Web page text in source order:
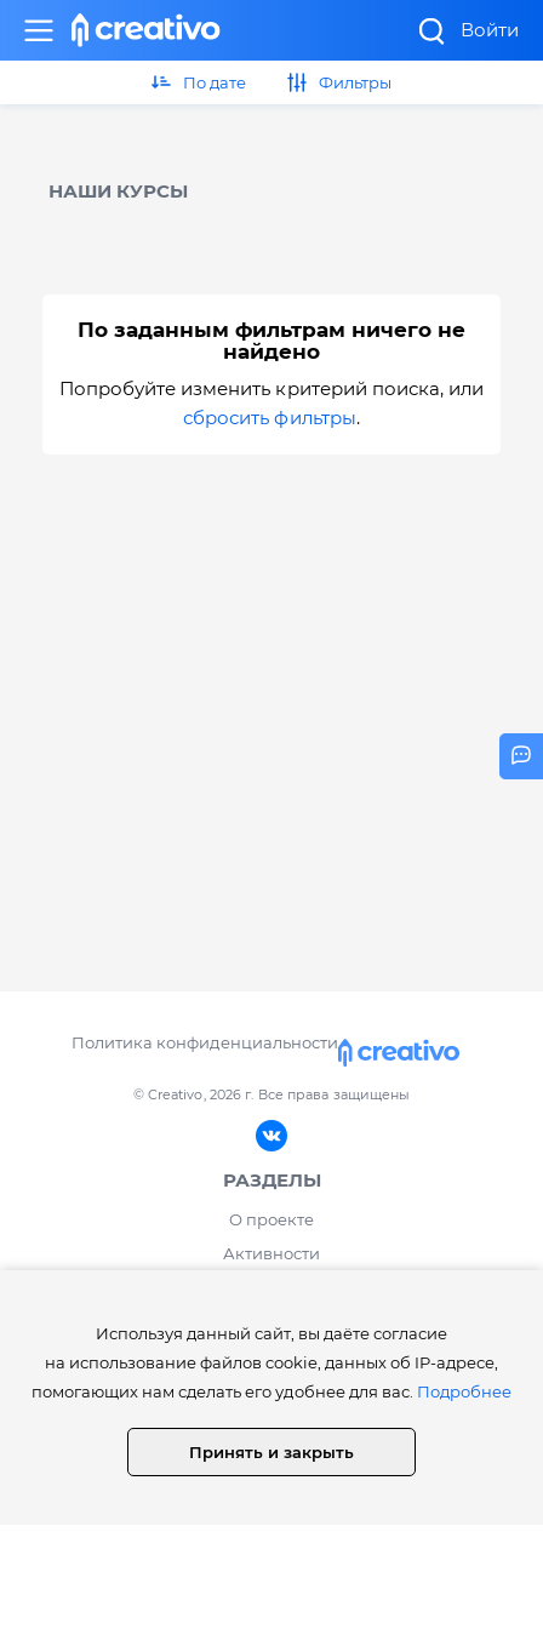
Войти
По дате Фильтры
НАШИ КУРСЫ
По заданным фильтрам ничего не
найдено
Попробуйте изменить критерий поиска, или
сбросить фильтры.
© Creativo, 2026 г. Все права защищены
Политика конфиденциальности
РАЗДЕЛЫ
О проекте
Активности
ИНФОРМАЦИЯ
Правила сайта Creativo.one
Опросы
Используя данный сайт, вы даёте согласие
на использование файлов cookie, данных об IP-адресе,
помогающих нам сделать его удобнее для вас. Подробнее
Принять и закрыть